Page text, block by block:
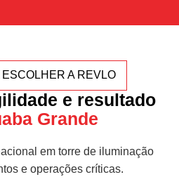
ESCOLHER A REVLO
e resultado
Grande
em torre de iluminação
e operações críticas.